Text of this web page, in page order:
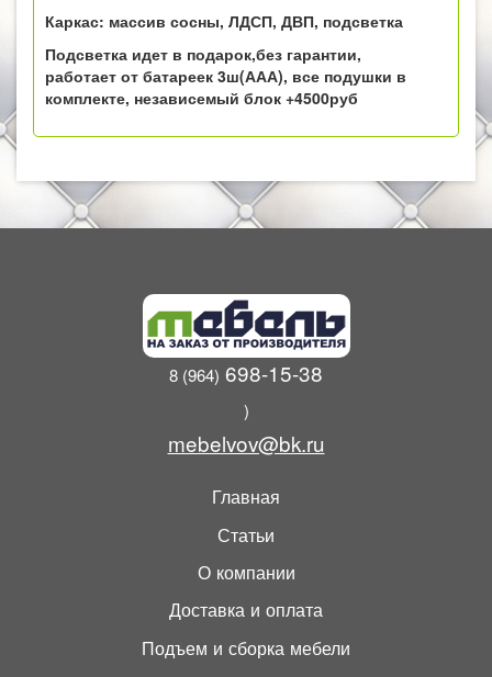
Каркас: массив сосны, ЛДСП, ДВП, подсветка
Подсветка идет в подарок,без гарантии,
работает от батареек 3ш(ААА), все подушки в
комплекте, независемый блок +4500руб
8 (964) 698-15-38
)
mebelvov@bk.ru
Главная
Статьи
О компании
Доставка и оплата
Подъем и сборка мебели